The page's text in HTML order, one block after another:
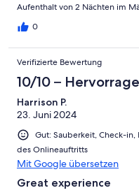
Stephanie for preserving
sharing it with us. Some
blanket if you will be
you have any allergies.
sure it's impossible to keep
rainy spring when we
slippers/inside shoes for
Aufenthalt von 2 Nächten im
0
Verifizierte Bewertung
10/10 –
Harrison P.
23. Juni 2024
Gut: Sauberkeit, Check-
des Onlineauftritts
Mit Google übersetzen
Great experience